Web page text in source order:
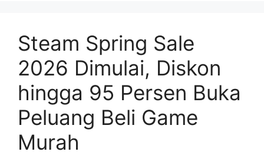
Steam Spring Sale
2026 Dimulai, Diskon
hingga 95 Persen Buka
Peluang Beli Game
Murah